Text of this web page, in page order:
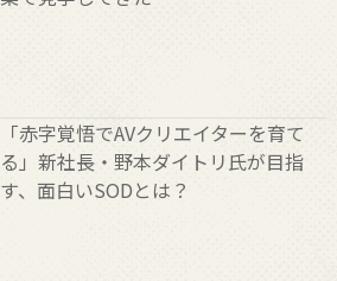
「赤字覚悟でAVクリエイターを育て
る」新社長・野本ダイトリ氏が目指
す、面白いSODとは？